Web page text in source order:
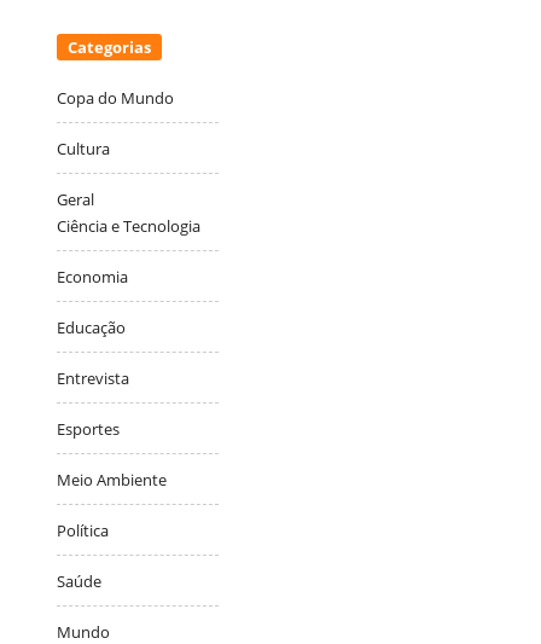
Categorias
Copa do Mundo
Cultura
Geral
Ciência e Tecnologia
Economia
Educação
Entrevista
Esportes
Meio Ambiente
Política
Saúde
Mundo